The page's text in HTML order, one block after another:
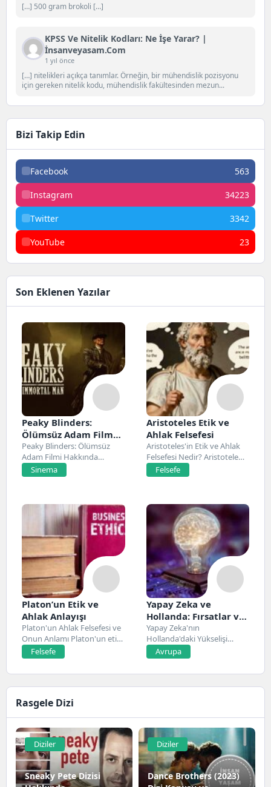
[…] 500 gram brokoli […]
KPSS Ve Nitelik Kodları: Ne İşe Yarar? |
İnsanveyasam.com
1 yıl önce
[…] nitelikleri açıkça tanımlar. Örneğin, bir mühendislik pozisyonu
için gereken nitelik kodu, mühendislik fakültesinden mezun...
Bizi Takip Edin
Facebook 563
Instagram 34223
Twitter 3342
YouTube 23
Son Eklenen Yazılar
Peaky Blinders:
Ölümsüz Adam Film
Konusu, Oyuncuları
ve İnceleme
Peaky Blinders: Ölümsüz
Adam Filmi Hakkında
Netflix’te 20 Mart 2026...
Sinema
Aristoteles Etik ve
Ahlak Felsefesi
Aristoteles'in Etik ve Ahlak
Felsefesi Nedir? Aristoteles,
Antik Yunan felsefesinin...
Felsefe
Platon’un Etik ve
Ahlak Anlayışı
Platon'un Ahlak Felsefesi ve
Onun Anlamı Platon'un etik
ve ahlak...
Felsefe
Yapay Zeka ve
Hollanda: Fırsatlar ve
Zorluklar
Yapay Zeka'nın
Hollanda'daki Yükselişi
Hollanda, son yıllarda yapay
zeka alanında...
Avrupa
Rasgele Dizi
Diziler
Sneaky Pete Dizisi
Diziler
Dance Brothers (2023)